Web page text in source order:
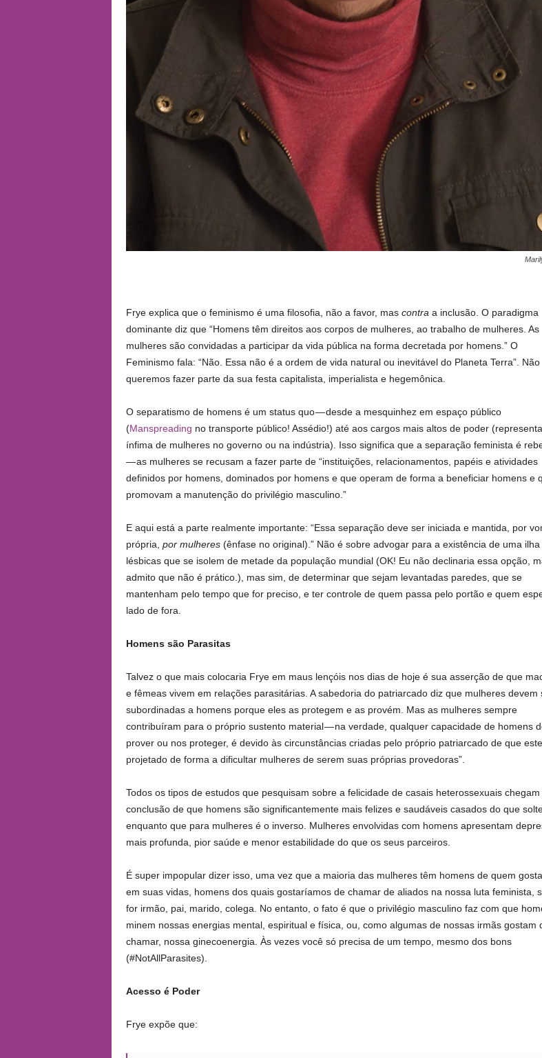
Frye explica que o feminismo é uma filosofia, não a favor, mas contra a inclusão. O paradigma
dominante diz que “Homens têm direitos aos corpos de mulheres, ao trabalho de mulheres. As
mulheres são convidadas a participar da vida pública na forma decretada por homens.” O
Feminismo fala: “Não. Essa não é a ordem de vida natural ou inevitável do Planeta Terra”. Não
queremos fazer parte da sua festa capitalista, imperialista e hegemônica.
O separatismo de homens é um status quo — desde a mesquinhez em espaço público
(Manspreading no transporte público! Assédio!) até aos cargos mais altos de poder
ínfima de mulheres no governo ou na indústria). Isso significa que a separação feminista é
— as mulheres se recusam a fazer parte de “instituições, relacionamentos, papéis e atividades
definidos por homens, dominados por homens e que operam de forma a beneficiar homens e
promovam a manutenção do privilégio masculino.”
E aqui está a parte realmente importante: “Essa separação deve ser iniciada e mantida, por
própria, por mulheres(ênfase no original).” Não é sobre advogar para a existência de uma ilha
lésbicas que se isolem de metade da população mundial (OK! Eu não declinaria essa opção,
admito que não é prático.), mas sim, de determinar que sejam levantadas paredes, que se
mantenham pelo tempo que for preciso, e ter controle de quem passa pelo portão e quem
lado de fora.
Homens são Parasitas
Talvez o que mais colocaria Frye em maus lençóis nos dias de hoje é sua asserção de que
e fêmeas vivem em relações parasitárias. A sabedoria do patriarcado diz que mulheres devem
subordinadas a homens porque eles as protegem e as provém. Mas as mulheres sempre
contribuíram para o próprio sustento material — na verdade, qualquer capacidade de homens
prover ou nos proteger, é devido às circunstâncias criadas pelo próprio patriarcado de que
projetado de forma a dificultar mulheres de serem suas próprias provedoras”.
Todos os tipos de estudos que pesquisam sobre a felicidade de casais heterossexuais chegam
conclusão de que homens são significantemente mais felizes e saudáveis casados do que
enquanto que para mulheres é o inverso. Mulheres envolvidas com homens apresentam
mais profunda, pior saúde e menor estabilidade do que os seus parceiros.
É super impopular dizer isso, uma vez que a maioria das mulheres têm homens de quem
em suas vidas, homens dos quais gostaríamos de chamar de aliados na nossa luta feminista,
for irmão, pai, marido, colega. No entanto, o fato é que o privilégio masculino faz com que
minem nossas energias mental, espiritual e física, ou, como algumas de nossas irmãs gostam
chamar, nossa ginecoenergia. Às vezes você só precisa de um tempo, mesmo dos bons
(#NotAllParasites).
Acesso é Poder
Frye expõe que: